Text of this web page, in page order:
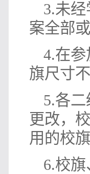
3.未
案全部
4.在
旗尺寸
5.各
更改，
用的校
6.校